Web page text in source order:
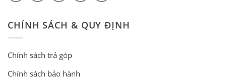
CHÍNH SÁCH & QUY ĐỊNH
Chính sách trả góp
Chính sách bảo hành